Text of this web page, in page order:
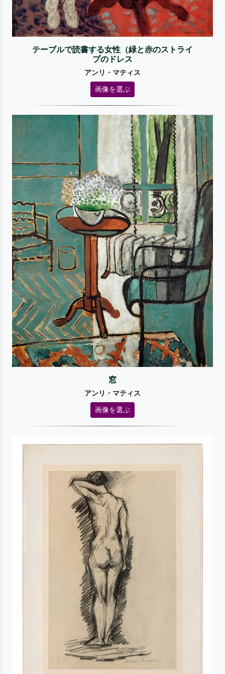
テーブルで読書する女性（緑と赤のストライ
プのドレス
アンリ・マティス
画像を選ぶ
窓
アンリ・マティス
画像を選ぶ